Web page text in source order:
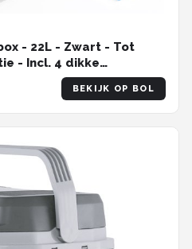
- 22L - Zwart - Tot
- Incl. 4 dikke
- Temperatuur veilige
met koelelementen
BEKIJK OP BOL